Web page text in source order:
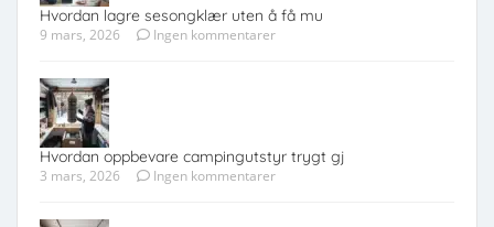
Hvordan lagre sesongklær uten å få mu
9 mars, 2026 Ingen kommentarer
Hvordan oppbevare campingutstyr trygt gj
3 mars, 2026 Ingen kommentarer